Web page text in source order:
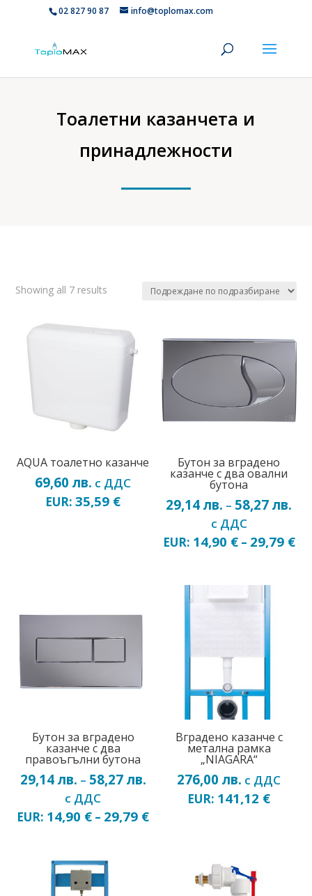
02 827 90 87 info@toplomax.com
Тоалетни казанчета и
принадлежности
Showing all 7 results
AQUA тоалетно казанче
69,60лв. с ДДС
EUR:35,59 €
Бутон за вградено
казанче с два овални
бутона
29,14лв. – 58,27лв.
с ДДС
EUR: 14,90 €– 29,79 €
Бутон за вградено
казанче с два
правоъгълни бутона
29,14 лв. – 58,27 лв.Price
29,14 лв.
с ДДС
EUR: 14,90 € – 29,79 €
Вградено казанче с
метална рамка
„NIAGARA“
276,00лв. с ДДС
EUR: 141,12 €